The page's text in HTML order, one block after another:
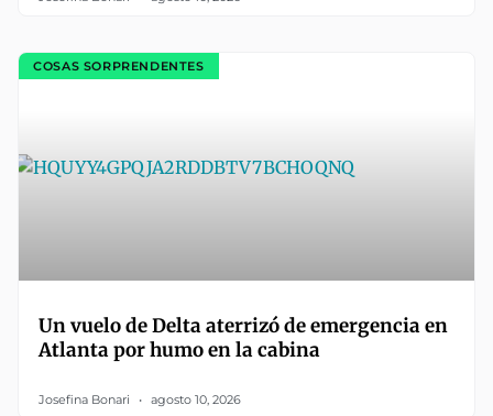
COSAS SORPRENDENTES
Un vuelo de Delta aterrizó de emergencia en
Atlanta por humo en la cabina
Josefina Bonari agosto 10, 2026